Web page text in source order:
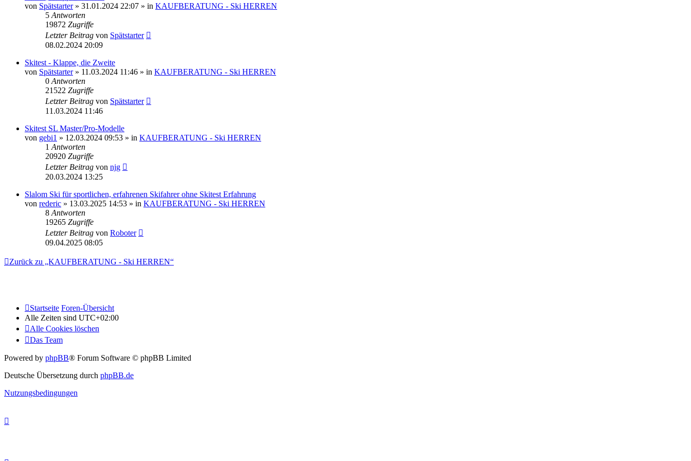
von Spätstarter» 31.01.2024 22:07 » in KAUFBERATUNG - Ski HERREN
5 Antworten
19872 Zugriffe
Letzter Beitrag von Spätstarter
08.02.2024 20:09
Skitest - Klappe, die Zweite
von Spätstarter» 11.03.2024 11:46 » in KAUFBERATUNG - Ski HERREN
0 Antworten
21522 Zugriffe
Letzter Beitrag von Spätstarter
11.03.2024 11:46
Skitest SL Master/Pro-Modelle
von gebi1 » 12.03.2024 09:53 » in KAUFBERATUNG - Ski HERREN
1 Antworten
20920 Zugriffe
Letzter Beitrag von njg
20.03.2024 13:25
Slalom Ski für sportlichen, erfahrenen Skifahrer ohne Skitest Erfahrung
von rederic » 13.03.2025 14:53 » in KAUFBERATUNG - Ski HERREN
8 Antworten
19265 Zugriffe
Letzter Beitrag von Roboter
09.04.2025 08:05
Zurück zu „KAUFBERATUNG - Ski HERREN“
Startseite Foren-Übersicht
Alle Zeiten sind UTC+02:00
Alle Cookies löschen
Das Team
Powered by phpBB® Forum Software © phpBB Limited
Deutsche Übersetzung durch phpBB.de
Nutzungsbedingungen